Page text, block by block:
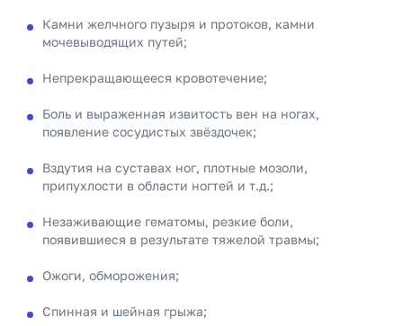
Камни желчного пузыря и протоков, камни
мочевыводящих путей;
Непрекращающееся кровотечение;
Боль и выраженная извитость вен на ногах,
появление сосудистых звёздочек;
Вздутия на суставах ног, плотные мозоли,
припухлости в области ногтей и т.д.;
Незаживающие гематомы, резкие боли,
появившиеся в результате тяжелой травмы;
Ожоги, обморожения;
Спинная и шейная грыжа;